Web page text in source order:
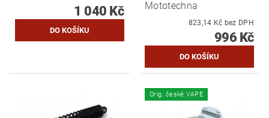
1 040 Kč
Mototechna
823,14 Kč bez DPH
996 Kč
Orig. české VAPE